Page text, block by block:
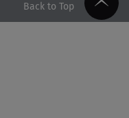
Back to Top